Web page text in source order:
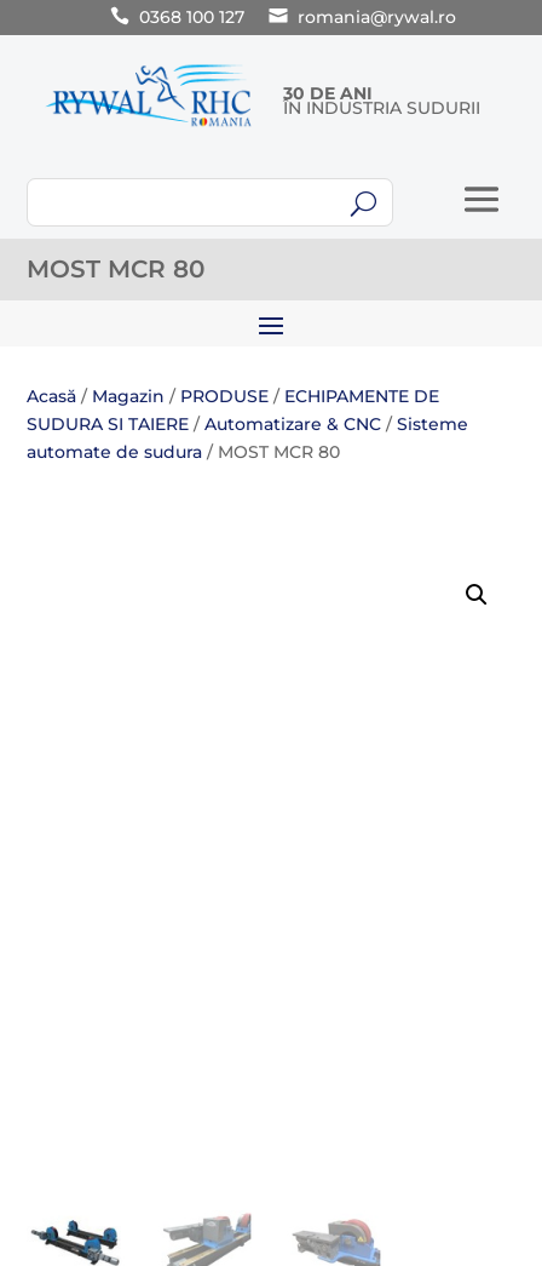
0368 100 127 romania@rywal.ro
30 DE ANI
ÎN INDUSTRIA SUDURII
U
MOST MCR 80
Acasă / Magazin / PRODUSE / ECHIPAMENTE DE
SUDURA SI TAIERE /Automatizare & CNC /Sisteme
automate de sudura / MOST MCR 80